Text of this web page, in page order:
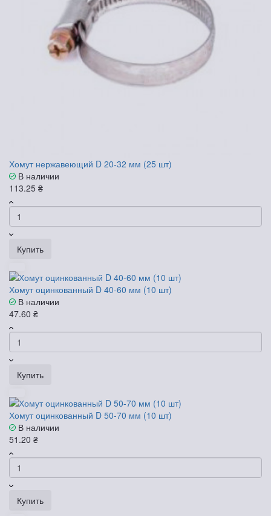
Хомут нержавеющий D 20-32 мм (25 шт)
В наличии
113.25 ₴
Купить
Хомут оцинкованный D 40-60 мм (10 шт)
В наличии
47.60 ₴
Купить
Хомут оцинкованный D 50-70 мм (10 шт)
В наличии
51.20 ₴
Купить